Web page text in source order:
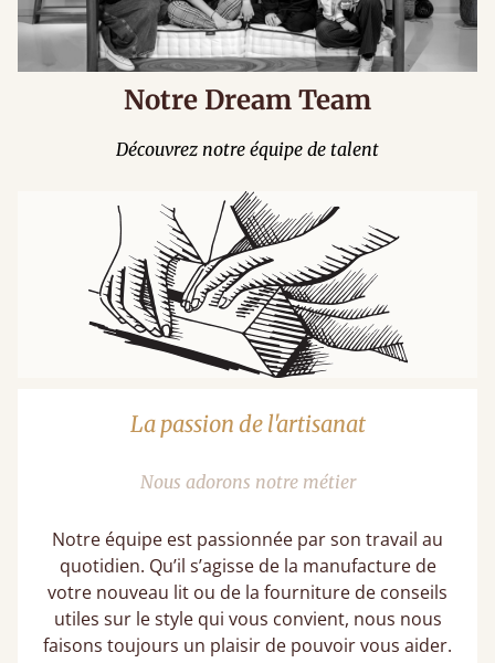
Notre Dream Team
Découvrez notre équipe de talent
La passion de l'artisanat
Nous adorons notre métier
Notre équipe est passionnée par son travail au
quotidien. Qu’il s’agisse de la manufacture de
votre nouveau lit ou de la fourniture de conseils
utiles sur le style qui vous convient, nous nous
faisons toujours un plaisir de pouvoir vous aider.